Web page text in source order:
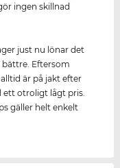
ingen skillnad
just nu lönar det
bättre. Eftersom
är på jakt efter
ett otroligt lågt pris.
gäller helt enkelt